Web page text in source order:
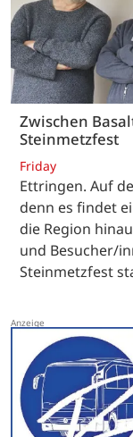
Zwischen
Steinmetzfest
Friday
Ettringen. Auf
denn es findet
die Region
und Besucher/
Steinmetzfest